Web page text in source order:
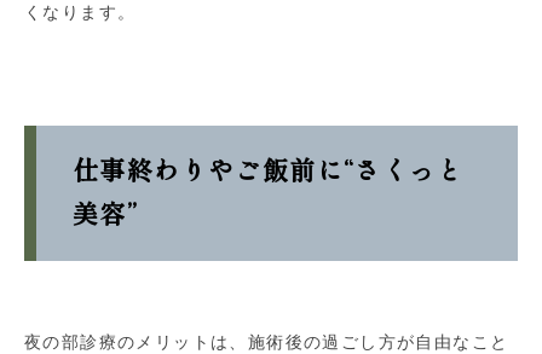
くなります。
仕事終わりやご飯前に“さくっと
美容”
夜の部診療のメリットは、施術後の過ごし方が自由なこと